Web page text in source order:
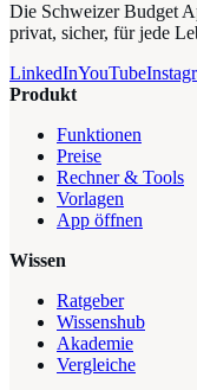
Die Schweizer Budget
privat, sicher, für jede
LinkedInYouTube
Produkt
Funktionen
Preise
Rechner & Tools
Vorlagen
App öffnen
Wissen
Ratgeber
Wissenshub
Akademie
Vergleiche